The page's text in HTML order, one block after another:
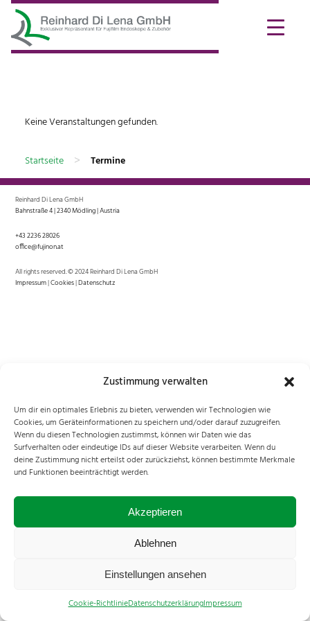
Zustimmung verwalten
Um dir ein optimales Erlebnis zu bieten, verwenden wir Technologien wie
Cookies, um Geräteinformationen zu speichern und/oder darauf zuzugreifen.
Wenn du diesen Technologien zustimmst, können wir Daten wie das
Surfverhalten oder eindeutige IDs auf dieser Website verarbeiten. Wenn du
deine Zustimmung nicht erteilst oder zurückziehst, können bestimmte Merkmale
und Funktionen beeinträchtigt werden.
Akzeptieren
Ablehnen
Einstellungen ansehen
Cookie-RichtlinieDatenschutzerklärungImpressum
Keine Veranstaltungen gefunden.
Startseite > Termine
Reinhard Di Lena GmbH
Bahnstraße 4 | 2340 Mödling | Austria
+43 2236 28026
office@fujinon.at
All rights reserved. © 2024 Reinhard Di Lena GmbH
Impressum|Cookies|Datenschutz